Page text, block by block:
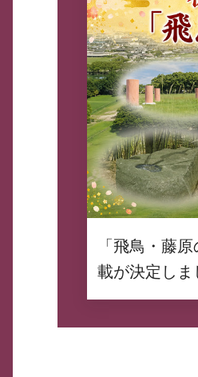
「飛鳥・藤
載が決定しま